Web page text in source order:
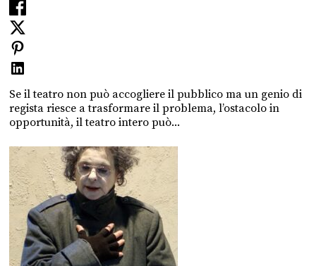
Se il teatro non può accogliere il pubblico ma un genio di
regista riesce a trasformare il problema, l’ostacolo in
opportunità, il teatro intero può...